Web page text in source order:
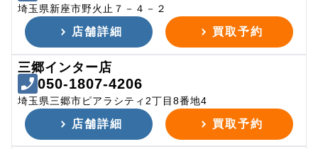
埼玉県新座市野火止７－４－２
店舗詳細 買取予約
三郷インター店
050-1807-4206
埼玉県三郷市ピアラシティ2丁目8番地4
店舗詳細 買取予約